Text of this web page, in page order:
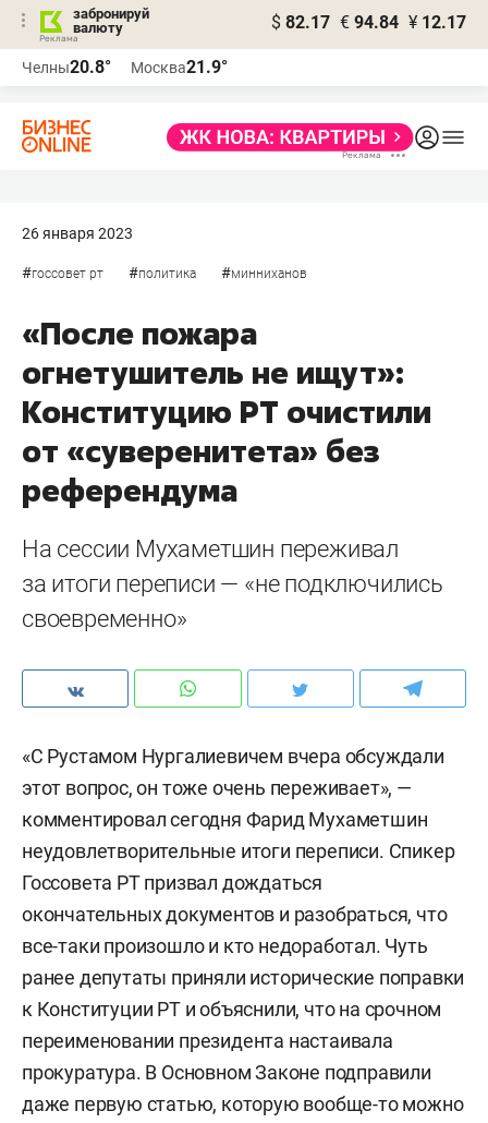
забронируй
валюту
$ 82.17 € 94.84 ¥ 12.17
Челны20.8° Москва21.9°
26 января 2023
#госсовет рт #политика #минниханов
«После пожара
огнетушитель не ищут»:
Конституцию РТ очистили
от «суверенитета» без
референдума
На сессии Мухаметшин переживал
за итоги переписи — «не подключились
своевременно»
«С Рустамом Нургалиевичем вчера обсуждали
этот вопрос, он тоже очень переживает», —
комментировал сегодня Фарид Мухаметшин
неудовлетворительные итоги переписи. Спикер
Госсовета РТ призвал дождаться
окончательных документов и разобраться, что
все-таки произошло и кто недоработал. Чуть
ранее депутаты приняли исторические поправки
к Конституции РТ и объяснили, что на срочном
переименовании президента настаивала
прокуратура. В Основном Законе подправили
даже первую статью, которую вообще-то можно